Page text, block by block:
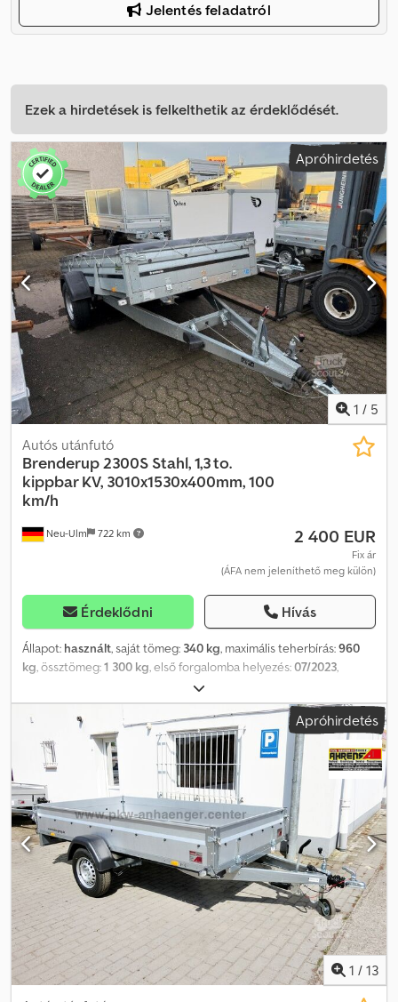
Jelentés feladatról
Ezek a hirdetések is felkelthetik az érdeklődését.
Apróhirdetés
1 / 5
Neu-Ulm 722 km
Autós utánfutó
Brenderup2300S Stahl, 1,3 to.
kippbar KV, 3010x1530x400mm, 100
km/h
2 400 EUR
Fix ár
(ÁFA nem jeleníthető meg külön)
Érdeklődni Hívás
Állapot: használt, saját tömeg: 340 kg, maximális teherbírás:960
kg , össztömeg:1 300 kg , első forgalomba helyezés:07/2023
, raktér hossza:
rakodótér szélesség:1 530 mm, raktérmagasság:400 mm,
rakodótér térfogata:1,8 m³, szín:egyéb, építési magasság:940
mm, munkaszélesség: 2 040 mm, Felszereltség:használt jármű
garancia
, Gyártó: Brenderup Típus: Brenderup 2300S, 2300S
B1300 alacsony platós acél pótkocsi Megengedett össztömeg:
1300 kg, fékezett, billenthető Hasznos teherbírás: 960 kg Saját
tömeg: 340 kg Raktér mérete: 3010 x 1530 x 400 mm Gumiabroncs
méret: 14 col Raktérmagasság: 540 mm lehajtható első fallal 13
pólusú csatlakozó, ráfutófék tolatás-automatikával Hátsó ajtó
alumínium bordázott lemezzel borítva Billenthető rakfelület
lehajtható első falrészsel 100 km/h sebességre engedélyezett 3
db Airline rögzítősín felszerelve 8 db Airline felfogó fémpánt
Talpalóháló és lapos ponyva az árban Az ár tartalmazza a forgalmi
engedélyt (II. rész forgalmi engedély és COC papírok). Nagy
választékban tartunk pótkocsikat a következő márkákból:
Brenderup, Humbaur, Hapert, Unsinn és Neptun. Igény esetén
Apróhirdetés
1 / 13